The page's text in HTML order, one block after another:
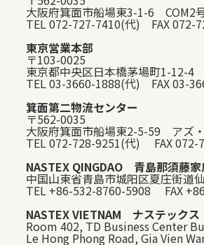
大阪府箕面市船場東3-1-6 COM2
TEL 072-727-7410(代) FAX 072-
東京営業本部
〒103-0025
東京都中央区日本橋茅場町1-12-
TEL 03-3660-1888(代) FAX 03-
箕面第二物流センター
〒562-0035
大阪府箕面市船場東2-5-59 アズ
TEL 072-728-9251(代) FAX 072-
NASTEX QINGDAO 青島那須藤
中国山東省青島市城阳区夏庄街道
TEL +86-532-8760-5908 FAX
NASTEX VIETNAM ナステック
Room 402, TD Business Center
Le Hong Phong Road, Gia Vien